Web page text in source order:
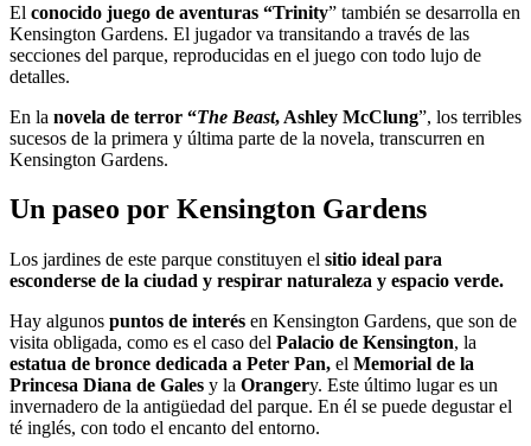
El conocido juego de aventuras “Trinity” también se desarrolla en
Kensington Gardens. El jugador va transitando a través de las
secciones del parque, reproducidas en el juego con todo lujo de
detalles.
En la novela de terror “The Beast, Ashley McClung”, los terribles
sucesos de la primera y última parte de la novela, transcurren en
Kensington Gardens.
Un paseo por Kensington Gardens
Los jardines de este parque constituyen el sitio ideal para
esconderse de la ciudad y respirar naturaleza y espacio verde.
Hay algunos puntos de interés en Kensington Gardens, que son de
visita obligada, como es el caso del Palacio de Kensington, la
estatua de bronce dedicada a Peter Pan, el Memorial de la
Princesa Diana de Gales y la Orangery. Este último lugar es un
invernadero de la antigüedad del parque. En él se puede degustar el
té inglés, con todo el encanto del entorno.